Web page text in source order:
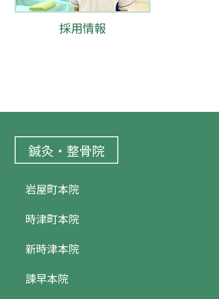
採用情報
鍼灸・整骨院
岩屋町本院
時津町本院
新時津本院
諫早本院